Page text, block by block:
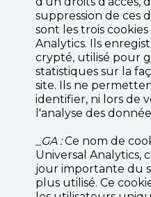
suppression de ces
sont les trois
Analytics. Ils
crypté, utilisé pour
statistiques sur la
site. Ils ne
identifier, ni lors de
l'analyse des
_GA :Ce nom de
Universal Analytics,
jour importante du
plus utilisé. Ce